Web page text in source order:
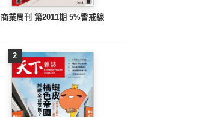
《今周刊第1544期 40
歲就該開始的 抗遺忘
戰爭》
《今周刊第1543期 53
商業周刊 第2011期 5%警戒線
2